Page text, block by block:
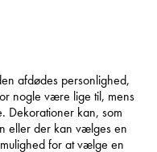
afdødes personlighed,
nogle være lige til, mens
Dekorationer kan, som
eller der kan vælges en
for at vælge en